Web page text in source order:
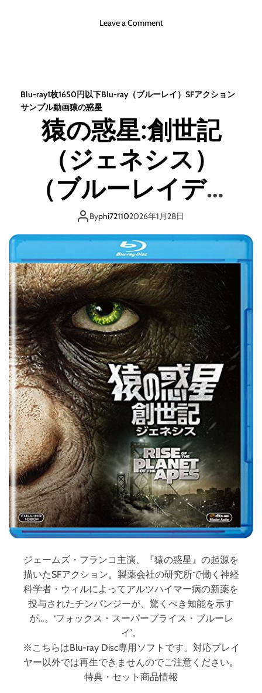
Leave a Commento
：
戦
記
グ
ー
ト
・
ォ
）
（
ブ
ー
レ
イ
デ
ィ
ス
ク
）
Blu-ray1枚1650円以下Blu-ray（ブルーレイ） SFアクション
サンプル動画猿の惑星
猿の惑星:創世記
（ジェネシス）
（ブルーレイディ
スク）
Byphi721102026年1月28日
ジェームズ・フランコ主演、『猿の惑星』の起源を
描いたSFアクション。製薬会社の研究所で働く神経
科学者・ウィルによってアルツハイマー病の新薬を
投与されたチンパンジーが、驚くべき知能を示す
が…。‘フォックス・スーパープライス・ブルーレ
イ’。
※こちらはBlu-ray Disc専用ソフトです。対応プレイ
ヤー以外では再生できませんのでご注意ください。
特典・セット商品情報